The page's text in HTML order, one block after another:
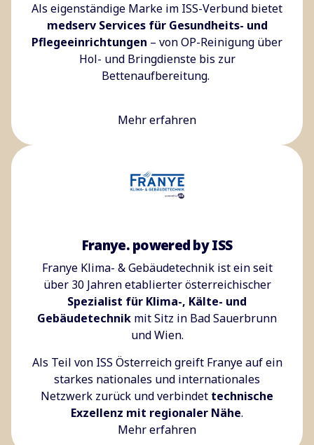
Als eigenständige Marke im ISS-Verbund bietet
medserv Services für Gesundheits- und
Pflegeeinrichtungen – von OP-Reinigung über
Hol- und Bringdienste bis zur
Bettenaufbereitung.
Mehr erfahren
Franye. powered by ISS
Franye Klima- & Gebäudetechnik ist ein seit
über 30 Jahren etablierter österreichischer
Spezialist für Klima-, Kälte- und
Gebäudetechnik mit Sitz in Bad Sauerbrunn
und Wien.
Als Teil von ISS Österreich greift Franye auf ein
starkes nationales und internationales
Netzwerk zurück und verbindet technische
Exzellenz mit regionaler Nähe.
Mehr erfahren